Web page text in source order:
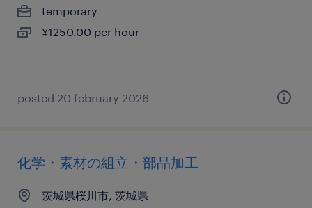
temporary
¥1250.00 per hour
posted 20 february 2026
化学・素材の組立・部品加工
茨城県桜川市, 茨城県